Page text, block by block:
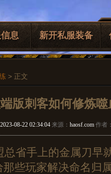
息 新开私服装备
> 正文
版刺客如何修炼噬
2023-08-22 02:34:04 来源： haosf.com 作者
省手上的金属刀早
些玩家解决命名归